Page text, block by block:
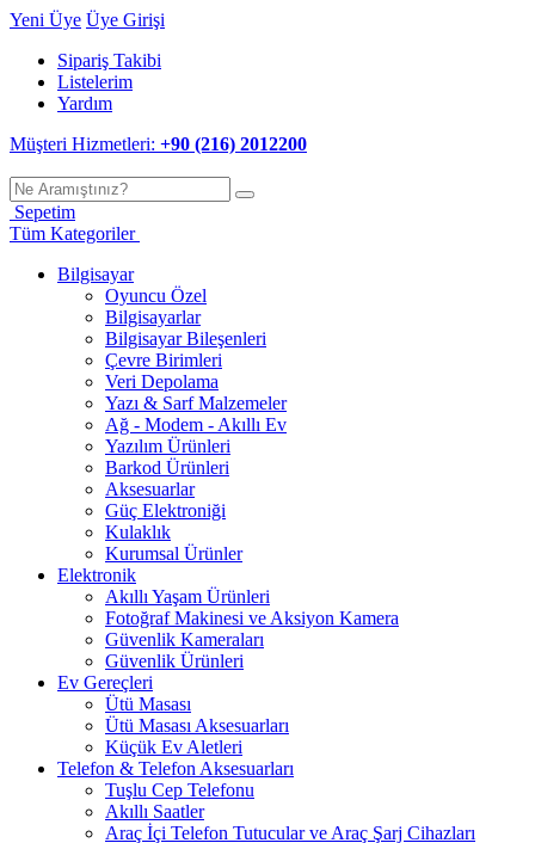
Yeni Üye Üye Girişi
Sipariş Takibi
Listelerim
Yardım
Müşteri Hizmetleri: +90 (216) 2012200
Sepetim
Tüm Kategoriler
Bilgisayar
Oyuncu Özel
Bilgisayarlar
Bilgisayar Bileşenleri
Çevre Birimleri
Veri Depolama
Yazı & Sarf Malzemeler
Ağ - Modem - Akıllı Ev
Yazılım Ürünleri
Barkod Ürünleri
Aksesuarlar
Güç Elektroniği
Kulaklık
Kurumsal Ürünler
Elektronik
Akıllı Yaşam Ürünleri
Fotoğraf Makinesi ve Aksiyon Kamera
Güvenlik Kameraları
Güvenlik Ürünleri
Ev Gereçleri
Ütü Masası
Ütü Masası Aksesuarları
Küçük Ev Aletleri
Telefon & Telefon Aksesuarları
Tuşlu Cep Telefonu
Akıllı Saatler
Araç İçi Telefon Tutucular ve Araç Şarj Cihazları